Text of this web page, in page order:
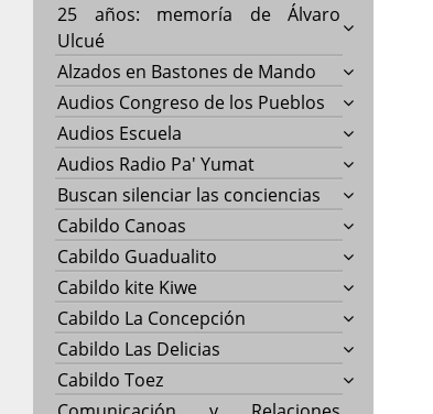
25 años: memoría de Álvaro
Ulcué
Alzados en Bastones de Mando
Audios Congreso de los Pueblos
Audios Escuela
Audios Radio Pa' Yumat
Buscan silenciar las conciencias
Cabildo Canoas
Cabildo Guadualito
Cabildo kite Kiwe
Cabildo La Concepción
Cabildo Las Delicias
Cabildo Toez